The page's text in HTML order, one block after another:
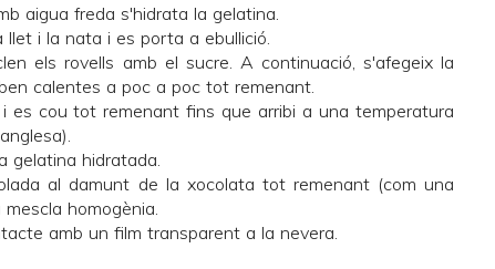
aigua freda s'hidrata la gelatina.
llet i la nata i es porta a ebullició.
els rovells amb el sucre. A continuació, s'afegeix la
calentes a poc a poc tot remenant.
es cou tot remenant fins que arribi a una temperatura
gelatina hidratada.
al damunt de la xocolata tot remenant (com una
homogènia.
amb un film transparent a la nevera.